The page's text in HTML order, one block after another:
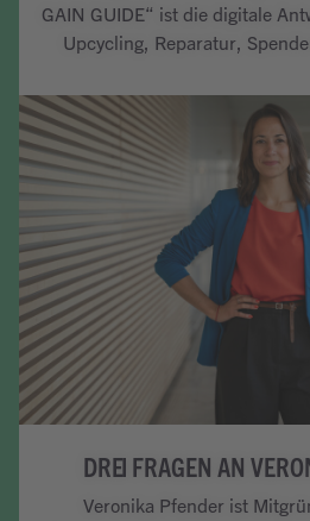
GAIN GUIDE“ ist die digitale
Upcycling, Reparatur,
DREI FRAGEN AN
Veronika Pfender ist